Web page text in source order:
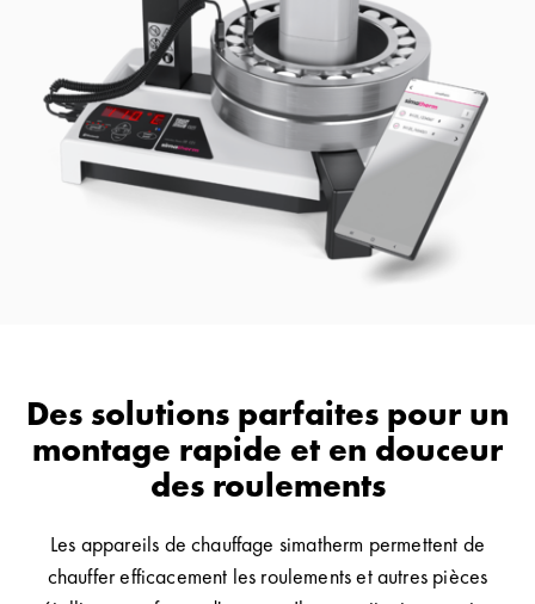
Des solutions parfaites pour un
montage rapide et en douceur
des roulements
Les appareils de chauffage simatherm permettent de
chauffer efficacement les roulements et autres pièces